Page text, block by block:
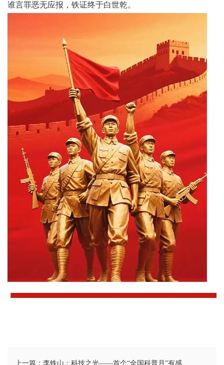
南
文
学
医
卫
播
报
民
生
播
谁言罪恶无应报，铁证终于白世乾。
上一篇：李铁山：科技之光——首个“全国科普月”有感